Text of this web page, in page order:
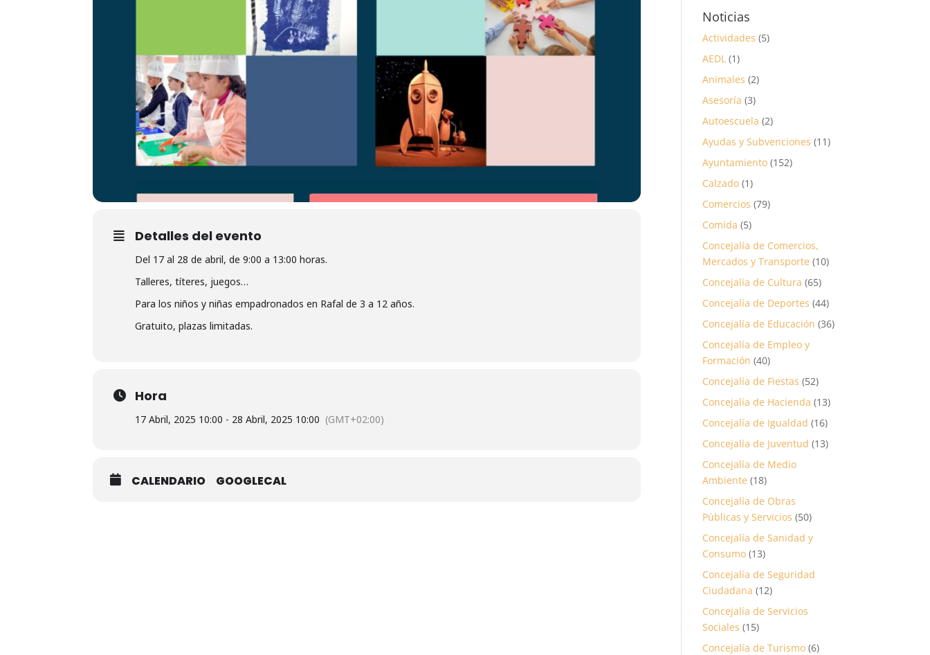
Detalles del evento
Del 17 al 28 de abril, de 9:00 a 13:00 horas.
Talleres, títeres, juegos…
Para los niños y niñas empadronados en Rafal de 3 a 12 años.
Gratuito, plazas limitadas.
Hora
17 Abril, 2025 10:00 - 28 Abril, 2025 10:00 (GMT+02:00)
CALENDARIO GOOGLECAL
Noticias
Actividades (5)
AEDL (1)
Animales (2)
Asesoría (3)
Autoescuela (2)
Ayudas y Subvenciones (11)
Ayuntamiento (152)
Calzado (1)
Comercios (79)
Comida (5)
Concejalía de Comercios,
Mercados y Transporte (10)
Concejalía de Cultura (65)
Concejalía de Deportes (44)
Concejalía de Educación (36)
Concejalía de Empleo y
Formación (40)
Concejalía de Fiestas (52)
Concejalía de Hacienda (13)
Concejalía de Igualdad (16)
Concejalía de Juventud (13)
Concejalía de Medio
Ambiente (18)
Concejalía de Obras
Públicas y Servicios (50)
Concejalía de Sanidad y
Consumo (13)
Concejalía de Seguridad
Ciudadana (12)
Concejalía de Servicios
Sociales (15)
Concejalía de Turismo (6)